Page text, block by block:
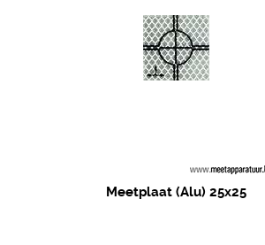
Meetplaat (Alu) 25x25